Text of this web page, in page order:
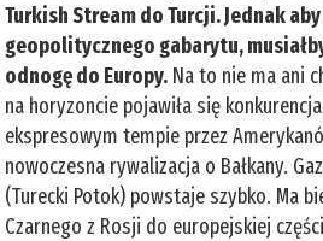
Turkish Stream do Turcji. Jednak
geopolitycznego gabarytu,
odnogę do Europy. Na to nie ma ani
na horyzoncie pojawiła się
ekspresowym tempie przez
nowoczesna rywalizacja o Bałkany.
(Turecki Potok) powstaje szybko. Ma
Czarnego z Rosji do europejskiej